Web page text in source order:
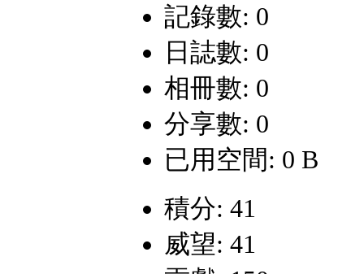
記錄數: 0
日誌數: 0
相冊數: 0
分享數: 0
已用空間: 0 B
積分: 41
威望: 41